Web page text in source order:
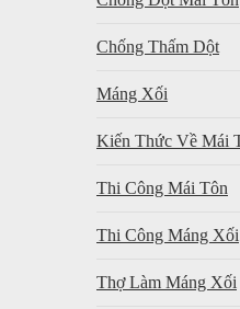
Chống Thấm Dột
Máng Xối
Kiến Thức Về Mái
Thi Công Mái Tôn
Thi Công Máng Xối
Thợ Làm Máng Xối